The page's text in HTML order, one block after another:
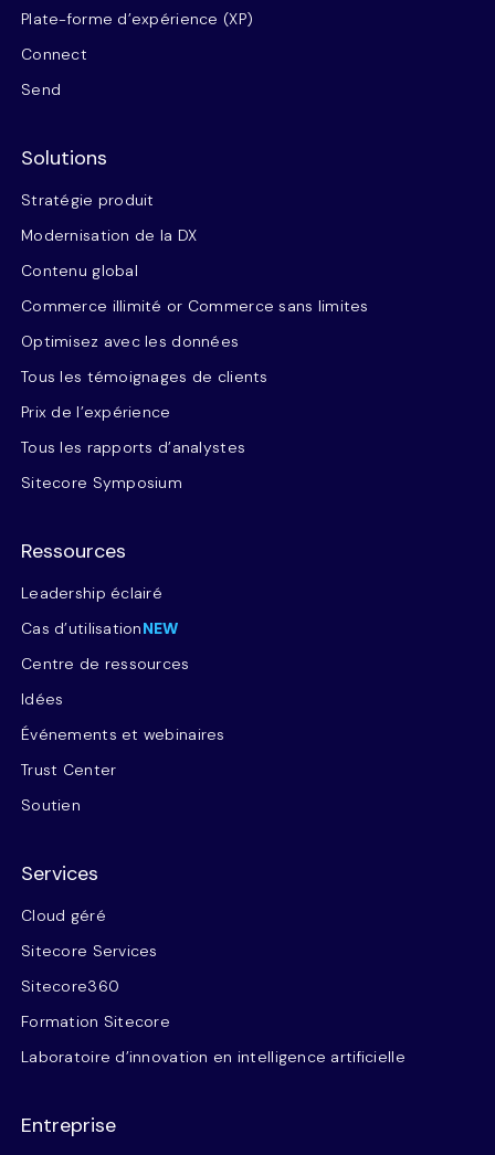
Plate-forme d’expérience (XP)
Connect
Send
Solutions
Stratégie produit
Modernisation de la DX
Contenu global
Commerce illimité or Commerce sans limites
Optimisez avec les données
Tous les témoignages de clients
Prix de l’expérience
Tous les rapports d’analystes
Sitecore Symposium
Ressources
Leadership éclairé
Cas d’utilisationNEW
Centre de ressources
Idées
Événements et webinaires
Trust Center
Soutien
Services
Cloud géré
Sitecore Services
Sitecore360
Formation Sitecore
Laboratoire d’innovation en intelligence artificielle
Entreprise